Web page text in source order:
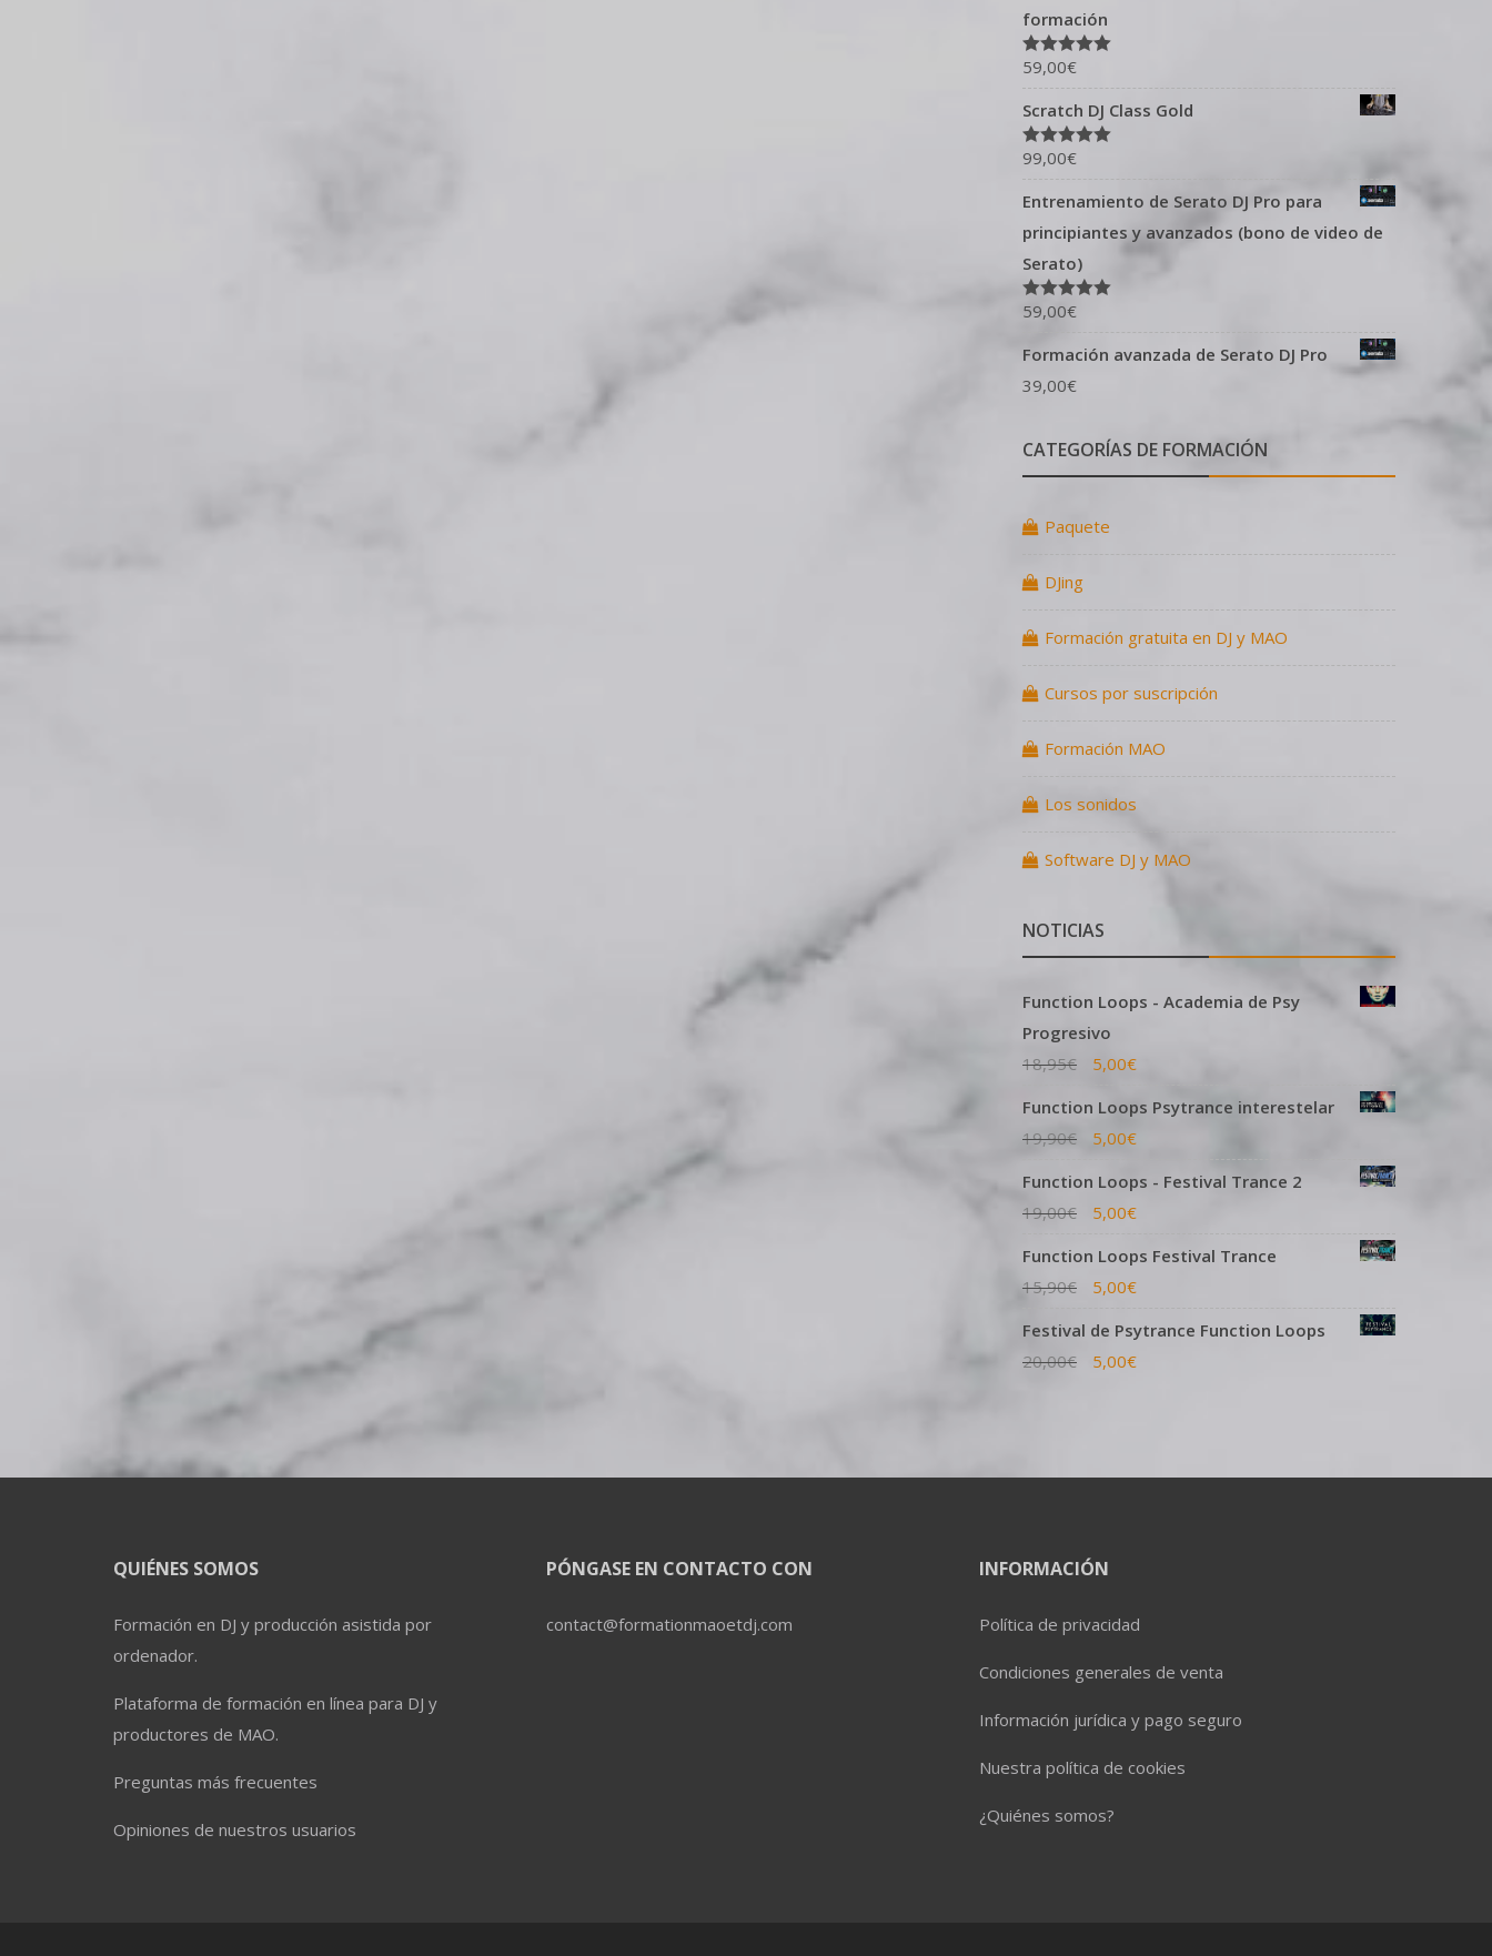
formación
Valorado en
5.00 de 5
59,00€
Scratch DJ Class Gold
Valorado en
5.00 de 5
99,00€
Entrenamiento de Serato DJ Pro para
principiantes y avanzados (bono de video de
Serato)
Valorado en
59,00€
Formación avanzada de Serato DJ Pro
39,00€
CATEGORÍAS DE FORMACIÓN
Paquete
DJing
Formación gratuita en DJ y MAO
Cursos por suscripción
Formación MAO
Los sonidos
Software DJ y MAO
NOTICIAS
Function Loops - Academia de Psy
Progresivo
18,95€ 5,00€
Function Loops Psytrance interestelar
19,90€ 5,00€
Function Loops - Festival Trance 2
19,00€ 5,00€
Function Loops Festival Trance
15,90€ 5,00€
Festival de Psytrance Function Loops
20,00€ 5,00€
QUIÉNES SOMOS
Formación en DJ y producción asistida por
ordenador.
Plataforma de formación en línea para DJ y
productores de MAO.
Preguntas más frecuentes
Opiniones de nuestros usuarios
PÓNGASE EN CONTACTO CON
contact@formationmaoetdj.com
INFORMACIÓN
Política de privacidad
Condiciones generales de venta
Información jurídica y pago seguro
Nuestra política de cookies
¿Quiénes somos?